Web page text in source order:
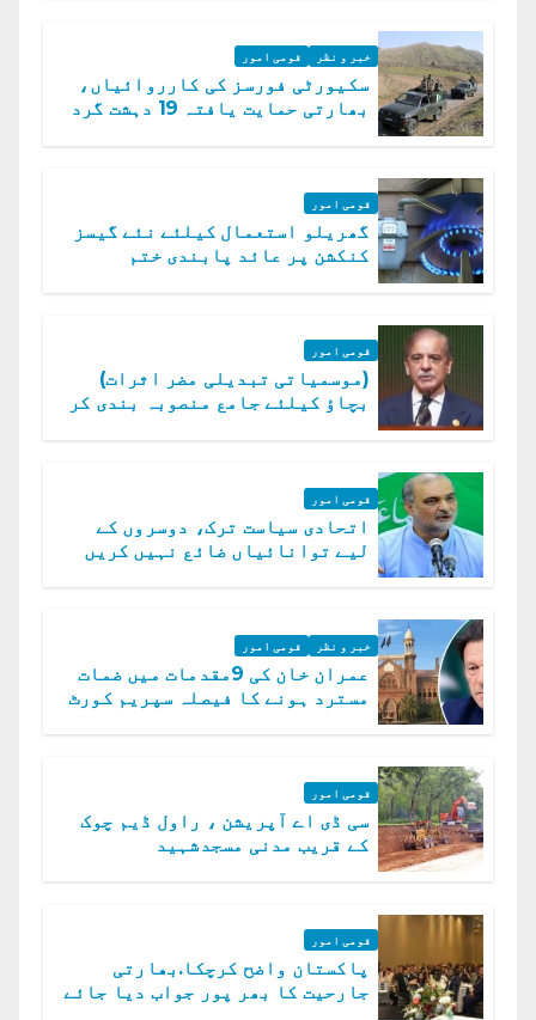
خبر و نظر قومی امور
سکیورٹی فورسز کی کارروائیاں،
بھارتی حمایت یافتہ 19 دہشت گرد
قومی امور
گھریلو استعمال کیلئے نئے گیسز
کنکشن پر عائد پابندی ختم
قومی امور
(موسمیاتی تبدیلی مضر اثرات)
بچاؤ کیلئے جامع منصوبہ بندی کر
قومی امور
اتحادی سیاست ترک، دوسروں کے
لیے توانائیاں ضائع نہیں کریں
خبر و نظر قومی امور
عمران خان کی 9مقدمات میں ضمات
مسترد ہونے کا فیصلہ سپریم کورٹ
قومی امور
سی ڈی اے آپریشن ، راول ڈیم چوک
کے قریب مدنی مسجدشہید
قومی امور
پاکستان واضح کرچکا.بھارتی
جارحیت کا بھر پور جواب دیا جائے